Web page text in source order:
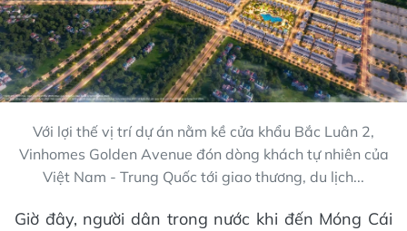
Với lợi thế vị trí dự án nằm kề cửa khẩu Bắc Luân 2,
Vinhomes Golden Avenue đón dòng khách tự nhiên của
Việt Nam - Trung Quốc tới giao thương, du lịch...
Giờ đây, người dân trong nước khi đến Móng Cái